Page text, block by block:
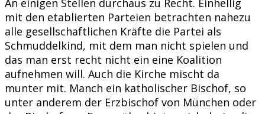
An einigen Stellen durchaus zu Recht. Einhellig
mit den etablierten Parteien betrachten nahezu
alle gesellschaftlichen Kräfte die Partei als
Schmuddelkind, mit dem man nicht spielen und
das man erst recht nicht ein eine Koalition
aufnehmen will. Auch die Kirche mischt da
munter mit. Manch ein katholischer Bischof, so
unter anderem der Erzbischof von München oder